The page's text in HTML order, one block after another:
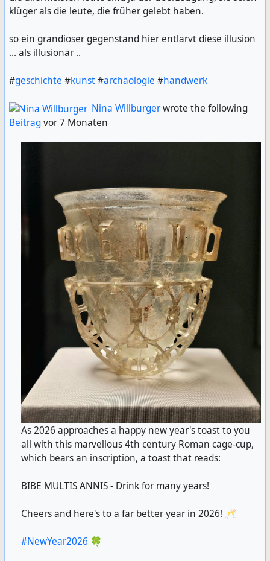
klüger als die leute, die früher gelebt haben.
so ein grandioser gegenstand hier entlarvt diese illusion
... als illusionär ..
#geschichte #kunst#archäologie #handwerk
Nina Willburgerwrote the following
Beitragvor 7 Monaten
As 2026 approaches a happy new year's toast to you
all with this marvellous 4th century Roman cage-cup,
which bears an inscription, a toast that reads:
BIBE MULTIS ANNIS - Drink for many years!
Cheers and here's to a far better year in 2026! 🥂
#NewYear2026 🍀